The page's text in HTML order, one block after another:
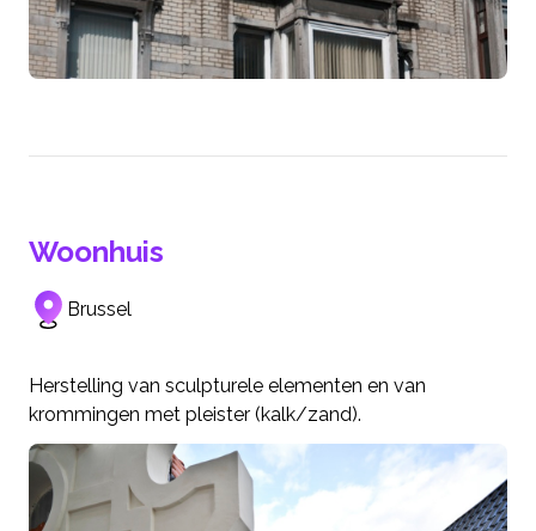
Woonhuis
Brussel
Herstelling van sculpturele elementen en van
krommingen met pleister (kalk/zand).